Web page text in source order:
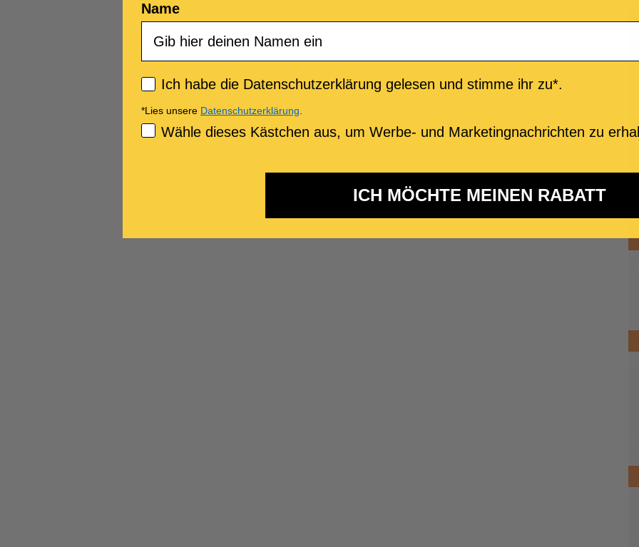
Name
Privacy policy
Ich habe die Datenschutzerklärung gelesen und stimme ihr zu*.
*Lies unsere Datenschutzerklärung.
Consenso Marketing
Wähle dieses Kästchen aus, um Werbe- und Marketingnachrichten zu
ICH MÖCHTE MEINEN RABATT